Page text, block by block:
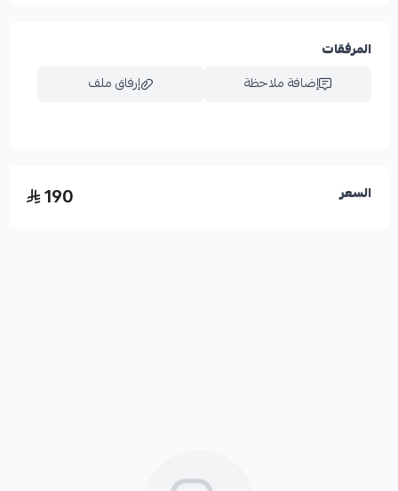
المرفقات
إضافة ملاحظة
إرفاق ملف
السعر 190